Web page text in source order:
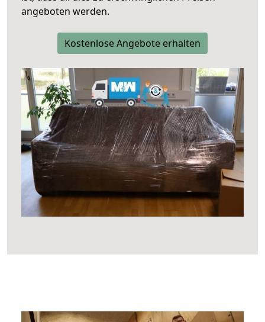
angeboten werden.
Kostenlose Angebote erhalten